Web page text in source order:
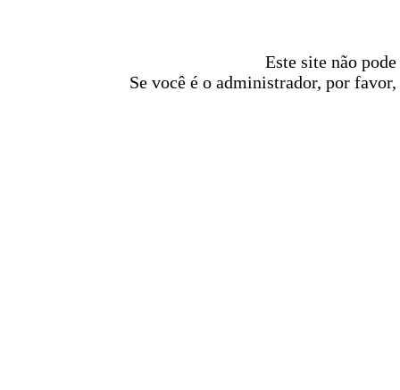
Este site não
Se você é o administrador, por